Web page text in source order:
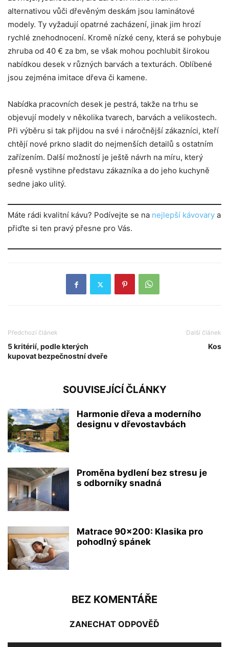
alternativou vůči dřevěným deskám jsou laminátové
modely. Ty vyžadují opatrné zacházení, jinak jim hrozí
rychlé znehodnocení. Kromě nízké ceny, která se pohybuje
zhruba od 40 € za bm, se však mohou pochlubit širokou
nabídkou desek v různých barvách a texturách. Oblíbené
jsou zejména imitace dřeva či kamene.
Nabídka pracovních desek je pestrá, takže na trhu se
objevují modely v několika tvarech, barvách a velikostech.
Při výběru si tak přijdou na své i náročnější zákazníci, kteří
chtějí nové prkno sladit do nejmenších detailů s ostatním
zařízením. Další možností je ještě návrh na míru, který
přesně vystihne představu zákazníka a do jeho kuchyně
sedne jako ulitý.
Máte rádi kvalitní kávu? Podívejte se na nejlepší kávovary a
přiďte si ten pravý přesne pro Vás.
Předchozí článek
5 kritérií, podle kterých
kupovat bezpečnostní dveře
Další článek
Kos
SOUVISEJÍCÍ ČLÁNKY
Harmonie dřeva a moderního
designu v dřevostavbách
Proměna bydlení bez stresu je
s odborníky snadná
Matrace 90×200: Klasika pro
pohodlný spánek
BEZ KOMENTÁŘE
ZANECHAT ODPOVĚĎ